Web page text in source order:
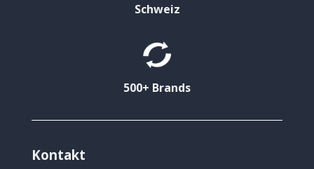
Schweiz
500+ Brands
Kontakt